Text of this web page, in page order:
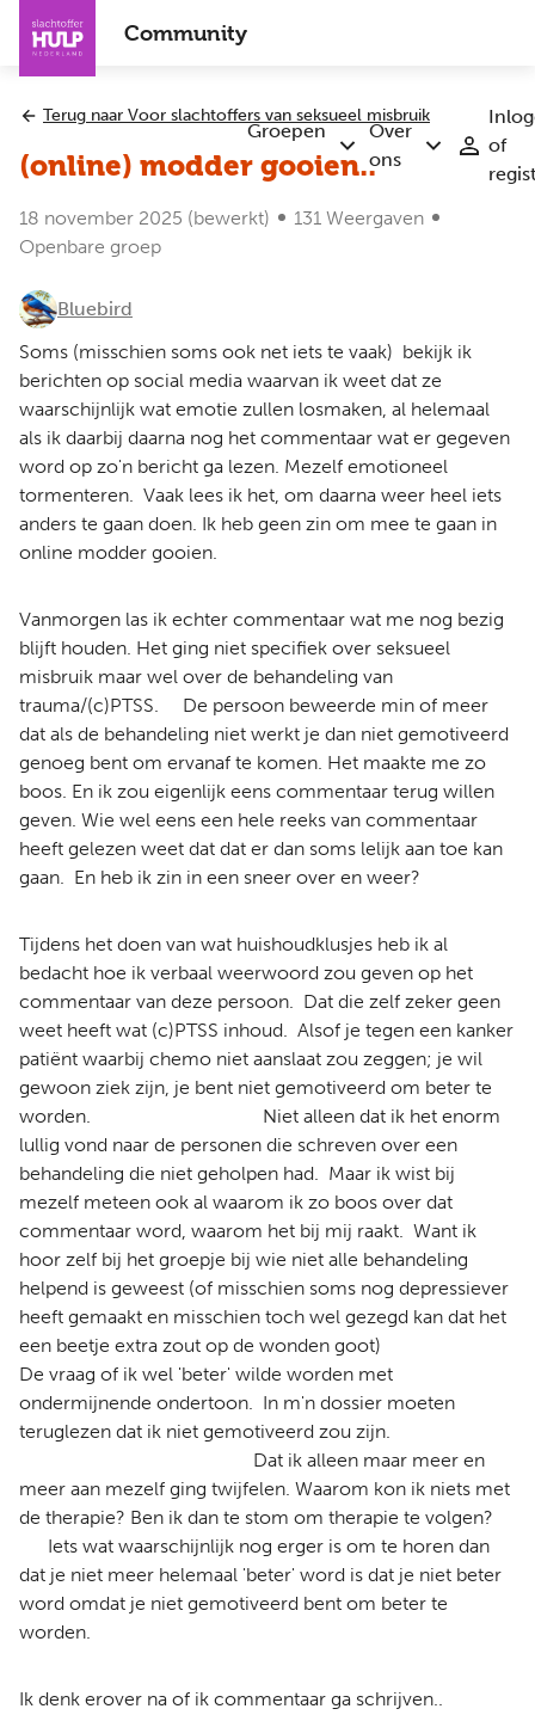
Overslaan
naar
inhoud
gaan
Community
Groepen
Submenu
Groepen
Over
ons
Submenu
of
Terug naar Voor slachtoffers van seksueel misbruik
(online) modder gooien..
18 november 2025 (bewerkt)
131 Weergaven
Openbare groep
Bluebird
Soms (misschien soms ook net iets te vaak) bekijk ik
berichten op social media waarvan ik weet dat ze
waarschijnlijk wat emotie zullen losmaken, al helemaal
als ik daarbij daarna nog het commentaar wat er gegeven
word op zo'n bericht ga lezen. Mezelf emotioneel
tormenteren. Vaak lees ik het, om daarna weer heel iets
anders te gaan doen. Ik heb geen zin om mee te gaan in
online modder gooien.
Vanmorgen las ik echter commentaar wat me nog bezig
blijft houden. Het ging niet specifiek over seksueel
misbruik maar wel over de behandeling van
trauma/(c)PTSS. De persoon beweerde min of meer
dat als de behandeling niet werkt je dan niet gemotiveerd
genoeg bent om ervanaf te komen. Het maakte me zo
boos. En ik zou eigenlijk eens commentaar terug willen
geven. Wie wel eens een hele reeks van commentaar
heeft gelezen weet dat dat er dan soms lelijk aan toe kan
gaan. En heb ik zin in een sneer over en weer?
Tijdens het doen van wat huishoudklusjes heb ik al
bedacht hoe ik verbaal weerwoord zou geven op het
commentaar van deze persoon. Dat die zelf zeker geen
weet heeft wat (c)PTSS inhoud. Alsof je tegen een kanker
patiënt waarbij chemo niet aanslaat zou zeggen; je wil
gewoon ziek zijn, je bent niet gemotiveerd om beter te
worden. Niet alleen dat ik het enorm
lullig vond naar de personen die schreven over een
behandeling die niet geholpen had. Maar ik wist bij
mezelf meteen ook al waarom ik zo boos over dat
commentaar word, waarom het bij mij raakt. Want ik
hoor zelf bij het groepje bij wie niet alle behandeling
helpend is geweest (of misschien soms nog depressiever
heeft gemaakt en misschien toch wel gezegd kan dat het
een beetje extra zout op de wonden goot)
De vraag of ik wel 'beter' wilde worden met
ondermijnende ondertoon. In m'n dossier moeten
teruglezen dat ik niet gemotiveerd zou zijn.
Dat ik alleen maar meer en
meer aan mezelf ging twijfelen. Waarom kon ik niets met
de therapie? Ben ik dan te stom om therapie te volgen?
Iets wat waarschijnlijk nog erger is om te horen dan
dat je niet meer helemaal 'beter' word is dat je niet beter
word omdat je niet gemotiveerd bent om beter te
worden.
Ik denk erover na of ik commentaar ga schrijven..